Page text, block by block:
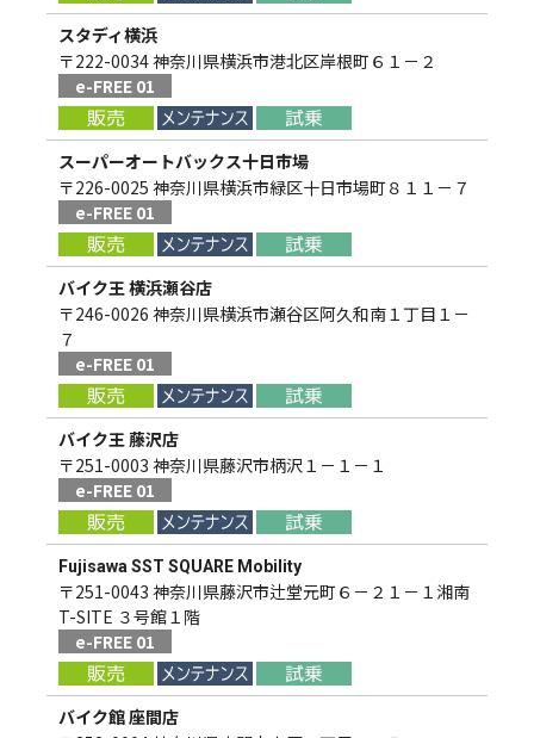
スタディ横浜
〒222-0034 神奈川県横浜市港北区岸根町６１－２
e-FREE 01
スーパーオートバックス十日市場
〒226-0025 神奈川県横浜市緑区十日市場町８１１－７
e-FREE 01
バイク王 横浜瀬谷店
〒246-0026 神奈川県横浜市瀬谷区阿久和南１丁目１－
７
e-FREE 01
バイク王 藤沢店
〒251-0003 神奈川県藤沢市柄沢１－１－１
e-FREE 01
Fujisawa SST SQUARE Mobility
〒251-0043 神奈川県藤沢市辻堂元町６－２１－１湘南
T-SITE ３号館１階
e-FREE 01
バイク館 座間店